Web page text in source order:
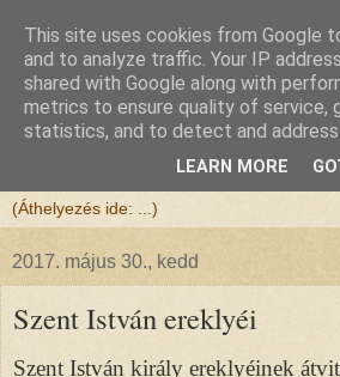
Félix atya
Szeretettel köszöntöm a honlapomra
2017. május 30., kedd
Szent István ereklyéi
Szent István király ereklyéinek
This site uses cookies from Google
and to analyze traffic. Your IP
shared with Google along with
metrics to ensure quality of service,
statistics, and to detect and address
LEARN MORE